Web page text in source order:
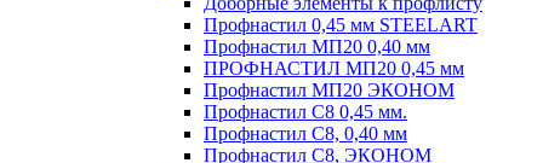
Профнастил 0,45 мм STEELART
Профнастил МП20 0,40 мм
ПРОФНАСТИЛ МП20 0,45 мм
Профнастил МП20 ЭКОНОМ
Профнастил С8 0,45 мм.
Профнастил С8, 0,40 мм
Профнастил С8, ЭКОНОМ